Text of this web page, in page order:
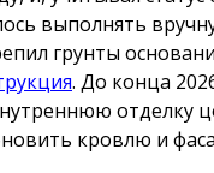
выполнять
грунты
. До конца
отделку
кровлю и